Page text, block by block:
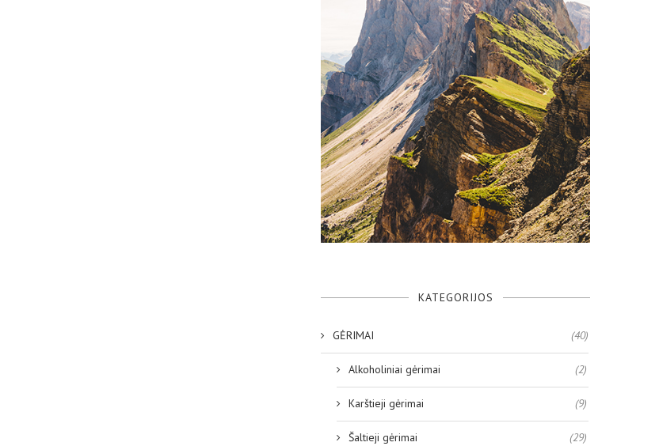
KATEGORIJOS
GĖRIMAI (40)
Alkoholiniai gėrimai (2)
Karštieji gėrimai (9)
Šaltieji gėrimai (29)